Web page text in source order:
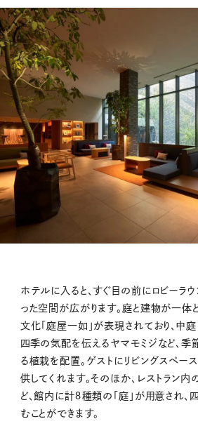
ホテルに入ると、すぐ目の前にロビーラ
った空間が広がります。庭と建物が一体
文化「庭屋一如」が表現されており、中
四季の気配を伝えるヤマモミジなど、季
る植栽を配置。ゲストにリビングスペー
供してくれます。そのほか、レストラン
ど、館内に計８種類の「庭」が用意され
むことができます。